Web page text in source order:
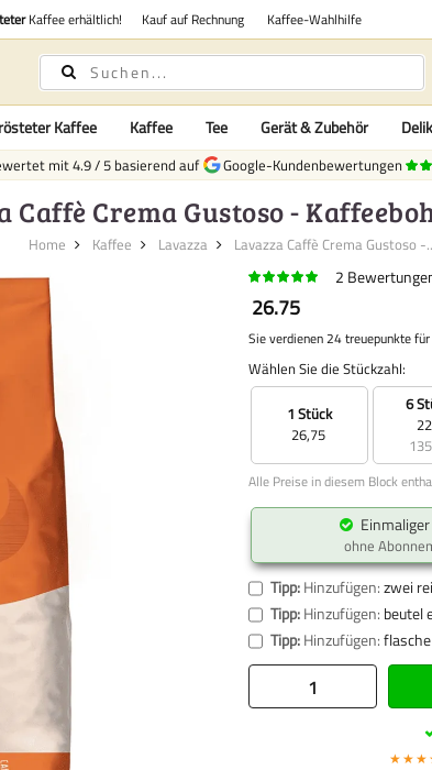
Kaffee erhältlich! Kauf auf Rechnung Kaffee-Wahlhilfe
Kaffee Kaffee Tee Gerät & Zubehör
mit4.9/5 basierend auf Google-Kundenbewertungen
Caffè Crema Gustoso -
Home Kaffee Lavazza Lavazza Caffè Crema Gustoso -
2
26.75
Sie verdienen 24 treuepunkte
Wählen Sie die Stückzahl:
1 Stück
26,75
6
Alle Preise in diesem Block
ohne
Tipp:Hinzufügen:zwei
Tipp:Hinzufügen: beutel
Tipp:Hinzufügen: